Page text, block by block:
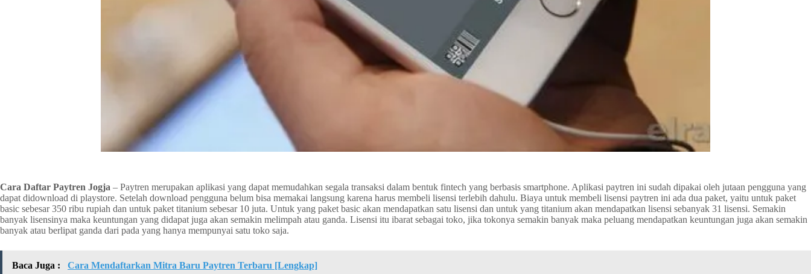
Cara Daftar Paytren Jogja – Paytren merupakan aplikasi yang dapat memudahkan segala transaksi dalam bentuk fintech yang berbasis smartphone. Aplikasi paytren ini sudah dipakai oleh jutaan pengguna yang
dapat didownload di playstore. Setelah download pengguna belum bisa memakai langsung karena harus membeli lisensi terlebih dahulu. Biaya untuk membeli lisensi paytren ini ada dua paket, yaitu untuk paket
basic sebesar 350 ribu rupiah dan untuk paket titanium sebesar 10 juta. Untuk yang paket basic akan mendapatkan satu lisensi dan untuk yang titanium akan mendapatkan lisensi sebanyak 31 lisensi. Semakin
banyak lisensinya maka keuntungan yang didapat juga akan semakin melimpah atau ganda. Lisensi itu ibarat sebagai toko, jika tokonya semakin banyak maka peluang mendapatkan keuntungan juga akan semakin
banyak atau berlipat ganda dari pada yang hanya mempunyai satu toko saja.
Baca Juga : Cara Mendaftarkan Mitra Baru Paytren Terbaru [Lengkap]